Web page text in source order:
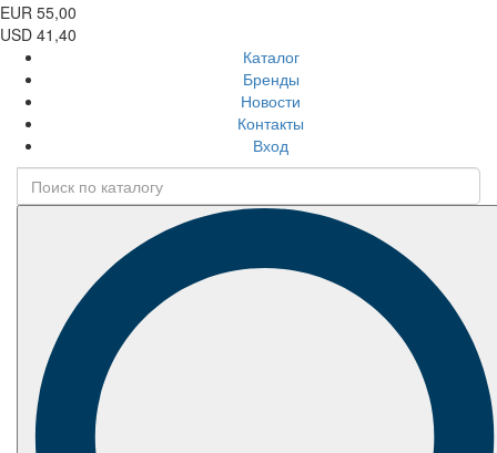
EUR 55,00
USD 41,40
Каталог
Бренды
Новости
Контакты
Вход